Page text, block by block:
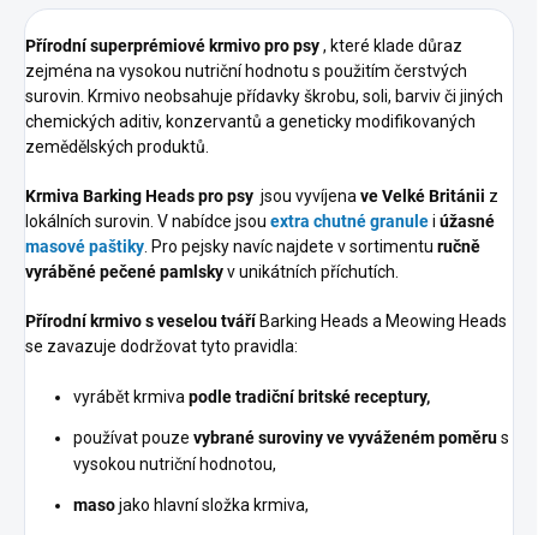
Přírodní superprémiové krmivo pro psy, které klade důraz
zejména na vysokou nutriční hodnotu s použitím čerstvých
surovin. Krmivo neobsahuje přídavky škrobu, soli, barviv či jiných
chemických aditiv, konzervantů a geneticky modifikovaných
zemědělských produktů.
Krmiva Barking Heads pro psy jsou vyvíjenave Velké Británii z
lokálních surovin. V nabídce jsou extra chutné granulei úžasné
masové paštiky. Pro pejsky navíc najdete v sortimentu ručně
vyráběné pečené pamlskyv unikátních příchutích.
Přírodní krmivo s veselou tváříBarking Heads a Meowing Heads
se zavazuje dodržovat tyto pravidla:
vyrábět krmivapodle tradiční britské receptury,
používat pouze vybrané suroviny ve vyváženém poměrus
vysokou nutriční hodnotou,
masojako hlavní složka krmiva,